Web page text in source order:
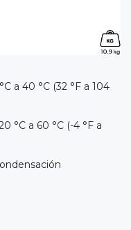
a 40 °C (32 °F a 104
°C a 60 °C (-4 °F a